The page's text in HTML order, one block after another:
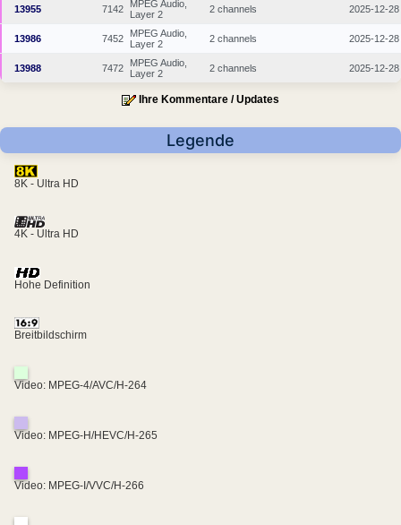
13955 7142
MPEG Audio,
Layer 2
2 channels 2025-12-28
13986 7452
MPEG Audio,
Layer 2
2 channels 2025-12-28
13988 7472
MPEG Audio,
Layer 2
2 channels 2025-12-28
Ihre Kommentare / Updates
Legende
8K - Ultra HD
4K - Ultra HD
Hohe Definition
Breitbildschirm
Video: MPEG-4/AVC/H-264
Video: MPEG-H/HEVC/H-265
Video: MPEG-I/VVC/H-266